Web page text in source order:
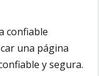
confiable
una página
y segura.